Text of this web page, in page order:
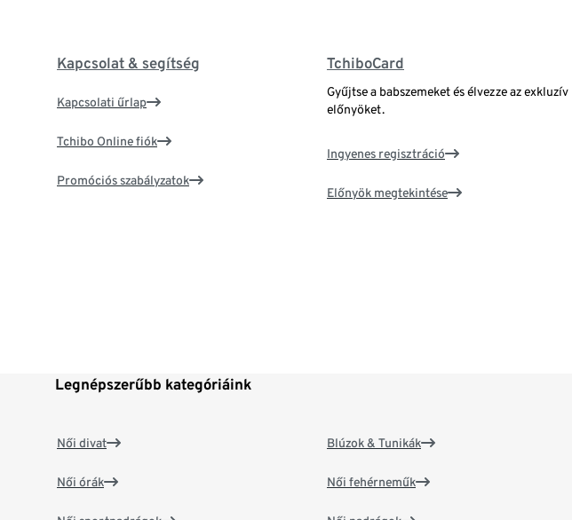
Kapcsolat & segítség
Kapcsolati űrlap
Tchibo Online fiók
Promóciós szabályzatok
TchiboCard
Gyűjtse a babszemeket és élvezze az exkluzív
előnyöket.
Ingyenes regisztráció
Előnyök megtekintése
Legnépszerűbb kategóriáink
Női divat
Női órák
Blúzok & Tunikák
Női fehérneműk